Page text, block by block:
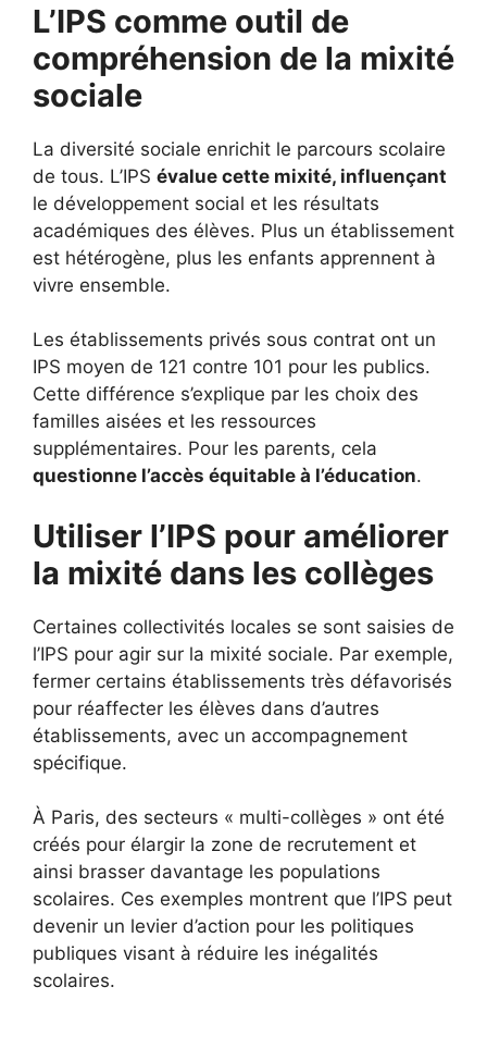
L’IPS comme outil de
compréhension de la mixité
sociale
La diversité sociale enrichit le parcours scolaire
de tous. L’IPS évalue cette mixité, influençant
le développement social et les résultats
académiques des élèves. Plus un établissement
est hétérogène, plus les enfants apprennent à
vivre ensemble.
Les établissements privés sous contrat ont un
IPS moyen de 121 contre 101 pour les publics.
Cette différence s’explique par les choix des
familles aisées et les ressources
supplémentaires. Pour les parents, cela
questionne l’accès équitable à l’éducation.
Utiliser l’IPS pour améliorer
la mixité dans les collèges
Certaines collectivités locales se sont saisies de
l’IPS pour agir sur la mixité sociale. Par exemple,
fermer certains établissements très défavorisés
pour réaffecter les élèves dans d’autres
établissements, avec un accompagnement
spécifique.
À Paris, des secteurs « multi-collèges » ont été
créés pour élargir la zone de recrutement et
ainsi brasser davantage les populations
scolaires. Ces exemples montrent que l’IPS peut
devenir un levier d’action pour les politiques
publiques visant à réduire les inégalités
scolaires.